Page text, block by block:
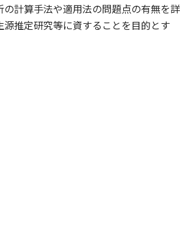
の計算手法や適用法の問題点の有無を詳
推定研究等に資することを目的とす